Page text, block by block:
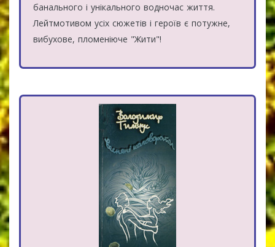
банального і унікального водночас життя.
Лейтмотивом усіх сюжетів і героїв є потужне,
вибухове, пломеніюче "Жити"!